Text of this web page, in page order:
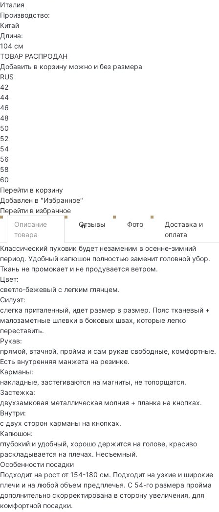
Италия
Производство:
Китай
Длина:
104 см
ТОВАР РАСПРОДАН
Добавить в корзину можно и без размера
RUS
42
44
46
48
50
52
54
56
58
60
Перейти в корзину
Добавлен в "Избранное"
Перейти в избранное
Описание
товара
Отзывы
11 Фото
Доставка и
оплата
Классический пуховик будет незаменим в осенне-зимний
период. Удобный капюшон полностью заменит головной убор.
Ткань не промокает и не продувается ветром.
Цвет:
светло-бежевый с легким глянцем.
Силуэт:
слегка приталенный, идет размер в размер. Пояс тканевый +
малозаметные шлевки в боковых швах, которые легко
переставить.
Рукав:
прямой, втачной, пройма и сам рукав свободные, комфортные.
Есть внутренняя манжета на резинке.
Карманы:
накладные, застегиваются на магниты, не топорщатся.
Застежка:
двухзамковая металлическая молния + планка на кнопках.
Внутри:
с двух сторон карманы на кнопках.
Капюшон:
глубокий и удобный, хорошо держится на голове, красиво
раскладывается на плечах. Несъемный.
Особенности посадки
Подходит на рост от 154-180 см. Подходит на узкие и широкие
плечи и на любой объем предплечья. С 54-го размера пройма
дополнительно скорректирована в сторону увеличения, для
комфортной посадки.